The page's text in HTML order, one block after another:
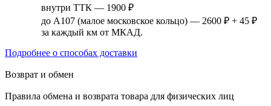
внутри ТТК — 1900 ₽
до А107 (малое московское кольцо) — 2600 ₽ + 45 ₽
за каждый км от МКАД.
Подробнее о способах доставки
Возврат и обмен
Правила обмена и возврата товара для физических лиц